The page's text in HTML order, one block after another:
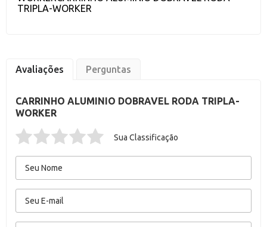
TRIPLA-WORKER
Avaliações Perguntas
CARRINHO ALUMINIO DOBRAVEL RODA TRIPLA-
WORKER
Sua Classificação